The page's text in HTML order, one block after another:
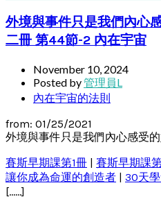
外境與事件只是我們內心
二冊 第44節-2 內在宇宙
November 10, 2024
Posted by管理員L
內在宇宙的法則
from: 01/25/2021
外境與事件只是我們內心感受
賽斯早期課第1冊 | 賽斯早期課
讓你成為命運的創造者 | 30天
[……]